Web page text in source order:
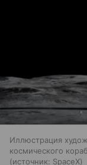
Иллюстрация
космического
источник: SpaceX